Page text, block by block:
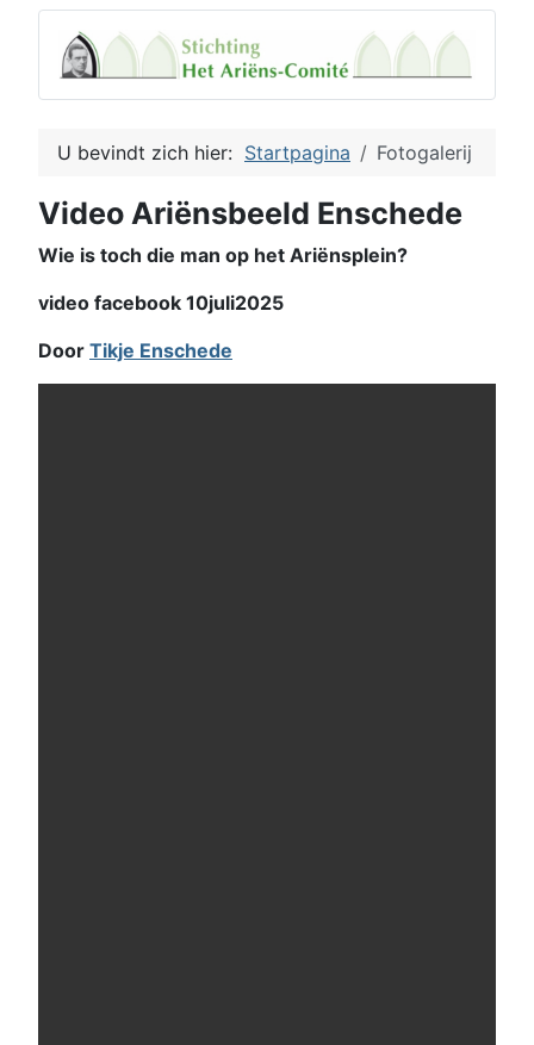
U bevindt zich hier: Startpagina Fotogalerij
Video Ariënsbeeld Enschede
Wie is toch die man op het Ariënsplein?
video facebook 10juli2025
Door Tikje Enschede